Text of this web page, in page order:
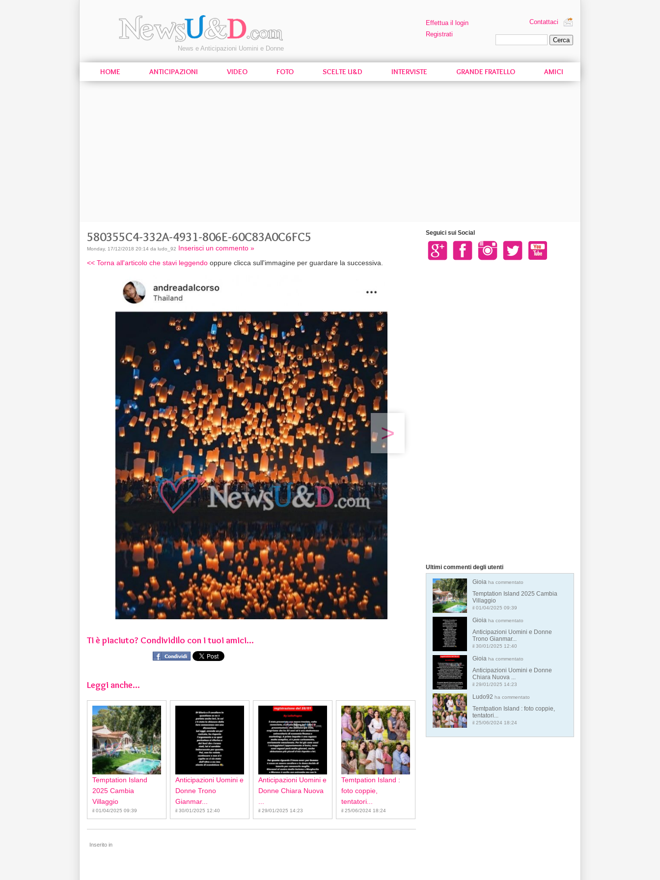
News e Anticipazioni Uomini e Donne
Effettua il login
Registrati
Contattaci
HOME ANTICIPAZIONI VIDEO FOTO SCELTE U&D INTERVISTE GRANDE FRATELLO AMICI
580355C4-332A-4931-806E-60C83A0C6FC5
Monday, 17/12/2018 20:14 da ludo_92 Inserisci un commento »
<< Torna all'articolo che stavi leggendo oppure clicca sull'immagine per guardare la successiva.
>
Ti è piaciuto? Condividilo con i tuoi amici...
Leggi anche...
Temptation Island
2025 Cambia
Villaggio
il 01/04/2025 09:39
Anticipazioni Uomini e
Donne Trono
Gianmar...
il 30/01/2025 12:40
Anticipazioni Uomini e
Donne Chiara Nuova
il 29/01/2025 14:23
Temtpation Island :
foto coppie,
tentatori...
il 25/06/2024 18:24
Inserito in
Seguici sui Social
Ultimi commenti degli utenti
Gioia ha commentato
Temptation Island 2025 Cambia
Villaggio
il 01/04/2025 09:39
Gioia ha commentato
Anticipazioni Uomini e Donne
Trono Gianmar...
il 30/01/2025 12:40
Gioia ha commentato
Anticipazioni Uomini e Donne
Chiara Nuova ...
il 29/01/2025 14:23
Ludo92 ha commentato
Temtpation Island : foto coppie,
tentatori...
il 25/06/2024 18:24